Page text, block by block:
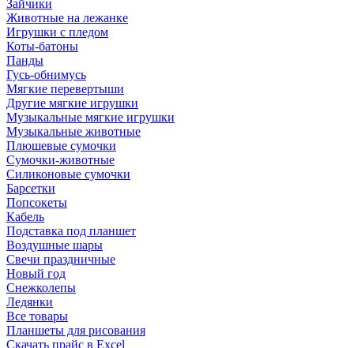
Зайчики
Животные на лежанке
Игрушки с пледом
Коты-батоны
Панды
Гусь-обнимусь
Мягкие перевертыши
Другие мягкие игрушки
Музыкальные мягкие игрушки
Музыкальные животные
Плюшевые сумочки
Сумочки-животные
Силиконовые сумочки
Барсетки
Попсокеты
Кабель
Подставка под планшет
Воздушные шары
Свечи праздничные
Новый год
Снежколепы
Ледянки
Все товары
Планшеты для рисования
Скачать прайс в Excel